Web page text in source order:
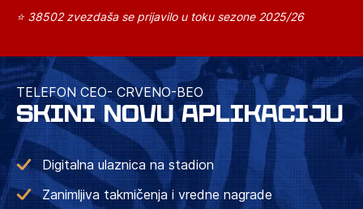
⭐ 38502 zvezdaša se prijavilo u toku sezone 2025/26
TELEFON CEO- CRVENO-BEO
SKINI NOVU APLIKACIJU
Digitalna ulaznica na stadion
Zanimljiva takmičenja i vredne nagrade